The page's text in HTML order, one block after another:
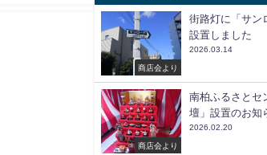
商店会より
街路灯に「サン
設置しました
2026.03.14
商店会より
南柏ふるさとセ
壇」設置のお知
2026.02.20